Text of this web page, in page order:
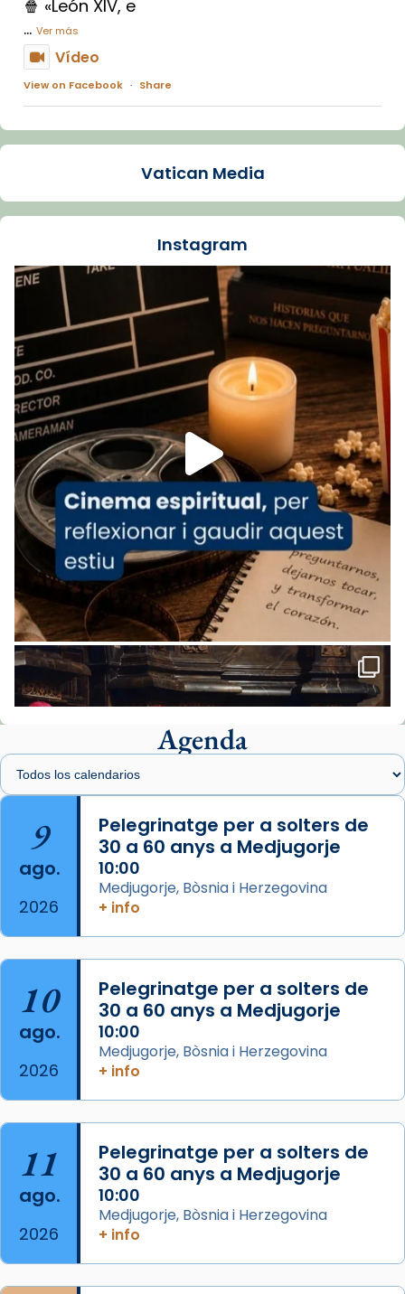
🍿 «León XIV, e
... Ver más
Vídeo
View on Facebook · Share
Arquebisbat de Barcelona
La Carmina va patir depressió. Fa gairebé
dos mesos, a l'Estadi Lluís Companys, la
Recupera l'entrevista comp
Vatican
tican News 👇
www.vaticannews.va/es/iglesia/news/2026-
07/carmina-historia-depresion-papa-viaje-
espana-testimoni...
Foto
View on Facebook · Share
Arquebisbat de Barcelona
2 weeks ago
«Avui les santes Juliana i Semproniana ens
ajuden a alçar la mirada»
Mons. Sergi Gordo, bisbe de Tortosa, ha
presidit aquest 27 de juliol la missa de Les
Santes de Mataró.
🔗tinyurl.com/cvu5jmbk
📸 J. Merino
de Barcelona.
2 weeks ago
Aquest dilluns, 27 de juliol, ha tingut lloc la
missa d’acció de gràcies en agraïment al
comitè organitzador de la visita apostòlica
del Sant Pare Lleó XIV a Barcelona, i als
col·laboradors, a la Catedral de Barcelona.
L’arquebisbe de Barcelona, el cardenal Joan
Josep Omella, ha presidit la missa i l’ha
concelebrat el bisbe auxiliar de Barcelona,
Mons. David Abadías.
📸 Dr. G. Simón
Foto
View on Facebook · Share
Arquebisbat de Barcelona
2 weeks ago
Vatican Media
Instagram
Agenda
9
ago.
2026
Pelegrinatge per a solters de
30 a 60 anys a Medjugorje
10:00
Medjugorje, Bòsnia i Herzegovina
+ info
10
ago.
2026
Pelegrinatge per a solters de
30 a 60 anys a Medjugorje
10:00
Medjugorje, Bòsnia i Herzegovina
+ info
11
ago.
2026
Pelegrinatge per a solters de
30 a 60 anys a Medjugorje
10:00
Medjugorje, Bòsnia i Herzegovina
+ info